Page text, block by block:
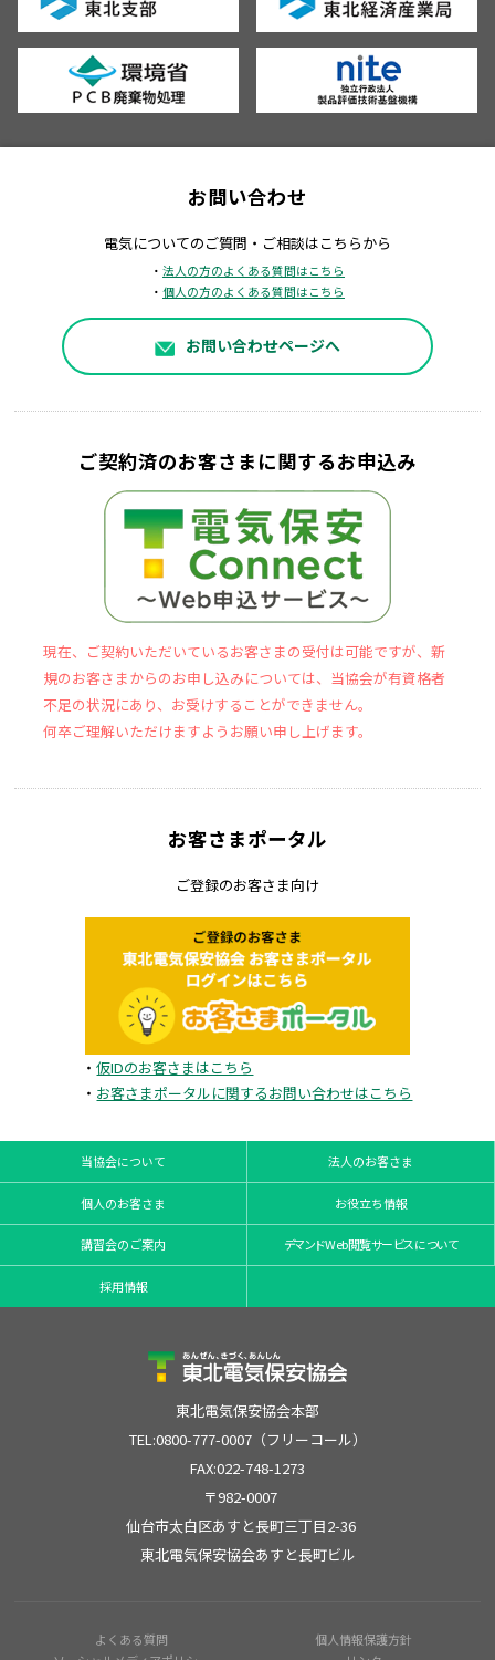
お問い合わせ
電気についてのご質問・ご相談はこちらから
・ 法人の方のよくある質問はこちら
・ 個人の方のよくある質問はこちら
お問い合わせページへ
ご契約済のお客さまに関するお申込み
現在、ご契約いただいているお客さまの受付は可能ですが、新
規のお客さまからのお申し込みについては、当協会が有資格者
不足の状況にあり、お受けすることができません。
何卒ご理解いただけますようお願い申し上げます。
お客さまポータル
ご登録のお客さま向け
・仮IDのお客さまはこちら
・ お客さまポータルに関するお問い合わせはこちら
当協会について 法人のお客さま
個人のお客さま お役立ち情報
講習会のご案内 デマンドWeb閲覧サービスについて
採用情報
東北電気保安協会本部
TEL:0800-777-0007（フリーコール）
FAX:022-748-1273
〒982-0007
仙台市太白区あすと長町三丁目2-36
東北電気保安協会あすと長町ビル
よくある質問
個人情報保護方針